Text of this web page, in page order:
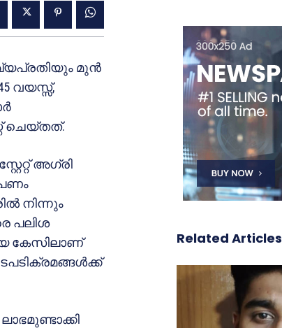
മുഖ്യപ്രതിയും മുൻ
വയസ്സ്,
ചെയ്തത്.
അഗ്രി
നിന്നും
പലിശ
കേസിലാണ്
Related Articles